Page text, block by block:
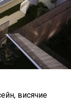
висячие